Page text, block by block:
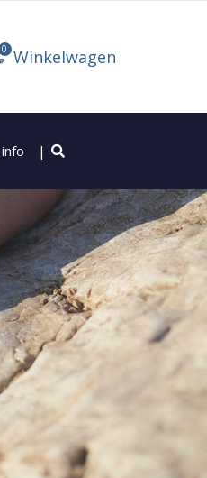
Winkelwagen
0